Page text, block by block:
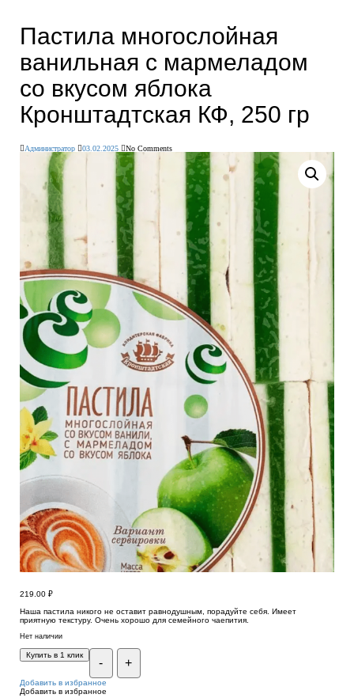
Пастила многослойная
ванильная с мармеладом
со вкусом яблока
Кронштадтская КФ, 250 гр
Администратор 03.02.2025 No Comments
219.00 ₽
Наша пастила никого не оставит равнодушным, порадуйте себя. Имеет
приятную текстуру. Очень хорошо для семейного чаепития.
Нет наличии
- +
Купить в 1 клик
Добавить в избранное
Добавить в избранное